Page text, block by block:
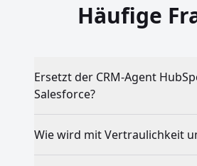
Häufige
Ersetzt der CRM-Agent
Salesforce?
Wie wird mit Vertraulichkeit